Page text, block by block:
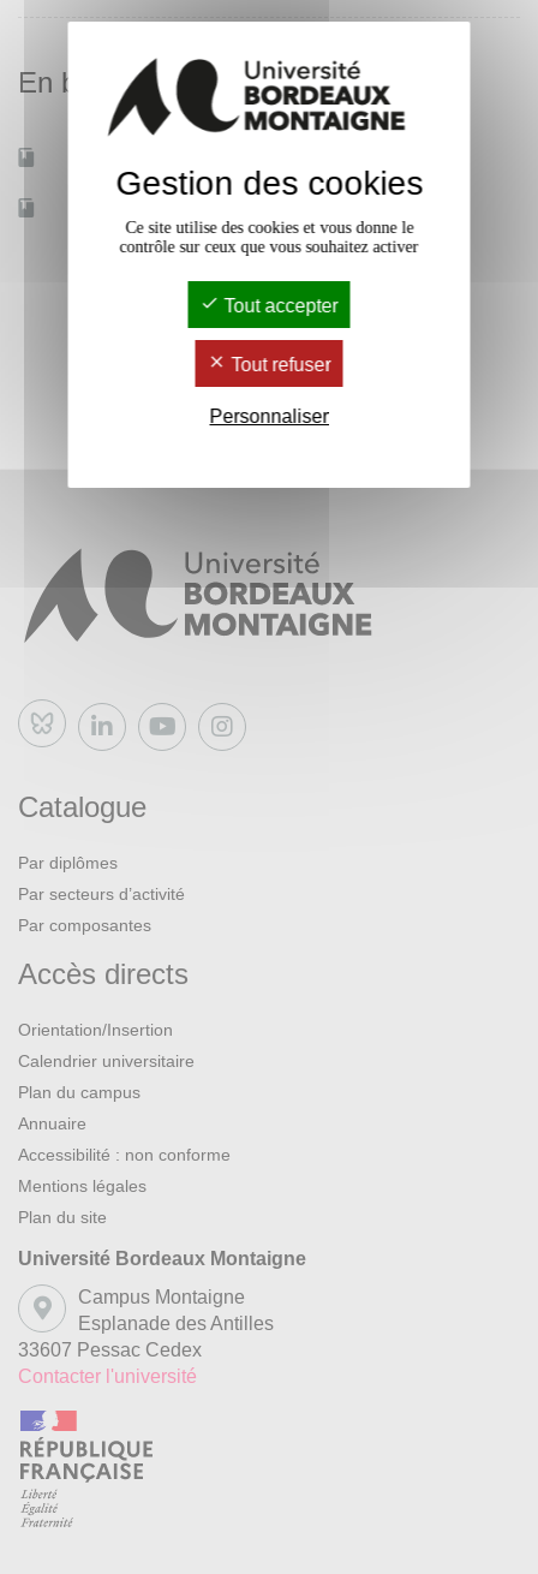
En bref
Bluesky
Catalogue
Par diplômes
Par secteurs d’activité
Par composantes
Accès directs
Orientation/Insertion
Calendrier universitaire
Plan du campus
Annuaire
Accessibilité : non conforme
Mentions légales
Plan du site
Université Bordeaux Montaigne
Campus Montaigne
Esplanade des Antilles
33607 Pessac Cedex
Contacter l'université
Gestion des cookies
Ce site utilise des cookies et vous donne le
contrôle sur ceux que vous souhaitez activer
Tout accepter
Tout refuser
Personnaliser